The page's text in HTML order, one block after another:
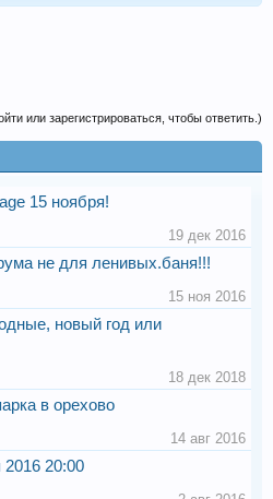
или зарегистрироваться, чтобы ответить.)
15 ноября!
19 дек 2016
не для ленивых.баня!!!
15 ноя 2016
новый год или
18 дек 2018
в орехово
14 авг 2016
2016 20:00